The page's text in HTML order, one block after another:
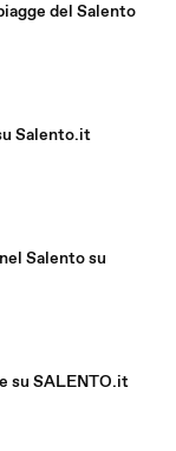
del Salento
Salento.it
Salento su
su SALENTO.it